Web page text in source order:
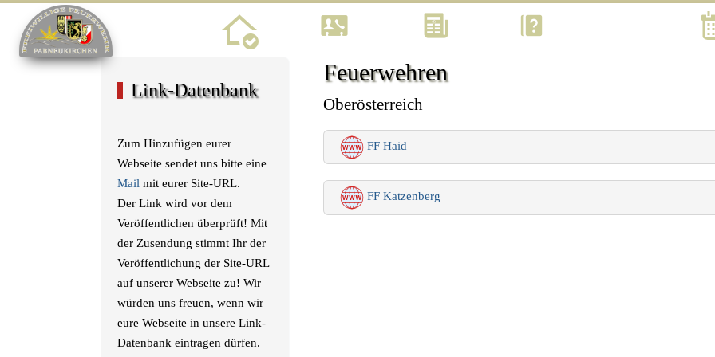
Link-Datenbank
Zum Hinzufügen eurer
Webseite sendet uns bitte eine
Mail mit eurer Site-URL.
Der Link wird vor dem
Veröffentlichen überprüft! Mit
der Zusendung stimmt Ihr der
Veröffentlichung der Site-URL
auf unserer Webseite zu! Wir
würden uns freuen, wenn wir
eure Webseite in unsere Link-
Datenbank eintragen dürfen.
Feuerwehren
Oberösterreich
FF Haid
FF Katzenberg